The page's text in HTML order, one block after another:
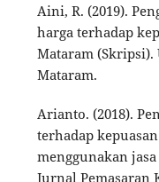
Aini, R. (2019).
harga terhadap
Mataram
Mataram.
Arianto. (2018).
terhadap
menggunakan
Jurnal Pemasaran